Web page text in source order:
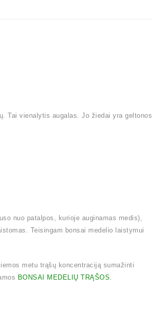
Tai vienalytis augalas. Jo žiedai yra geltonos
nuo patalpos, kurioje auginamas medis),
Teisingam bonsai medelio laistymui
metu trąšų koncentraciją sumažinti
BONSAI MEDELIŲ TRĄŠOS.